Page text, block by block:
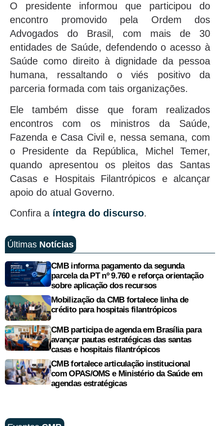
O presidente informou que participou do
encontro promovido pela Ordem dos
Advogados do Brasil, com mais de 30
entidades de Saúde, defendendo o acesso à
Saúde como direito à dignidade da pessoa
humana, ressaltando o viés positivo da
parceria formada com tais organizações.
Ele também disse que foram realizados
encontros com os ministros da Saúde,
Fazenda e Casa Civil e, nessa semana, com
o Presidente da República, Michel Temer,
quando apresentou os pleitos das Santas
Casas e Hospitais Filantrópicos e alcançar
apoio do atual Governo.
Confira a íntegra do discurso.
Últimas Notícias
CMB informa pagamento da segunda
parcela da PT nº 9.760 e reforça orientação
sobre aplicação dos recursos
Mobilização da CMB fortalece linha de
crédito para hospitais filantrópicos
CMB participa de agenda em Brasília para
avançar pautas estratégicas das santas
casas e hospitais filantrópicos
CMB fortalece articulação institucional
com OPAS/OMS e Ministério da Saúde em
agendas estratégicas